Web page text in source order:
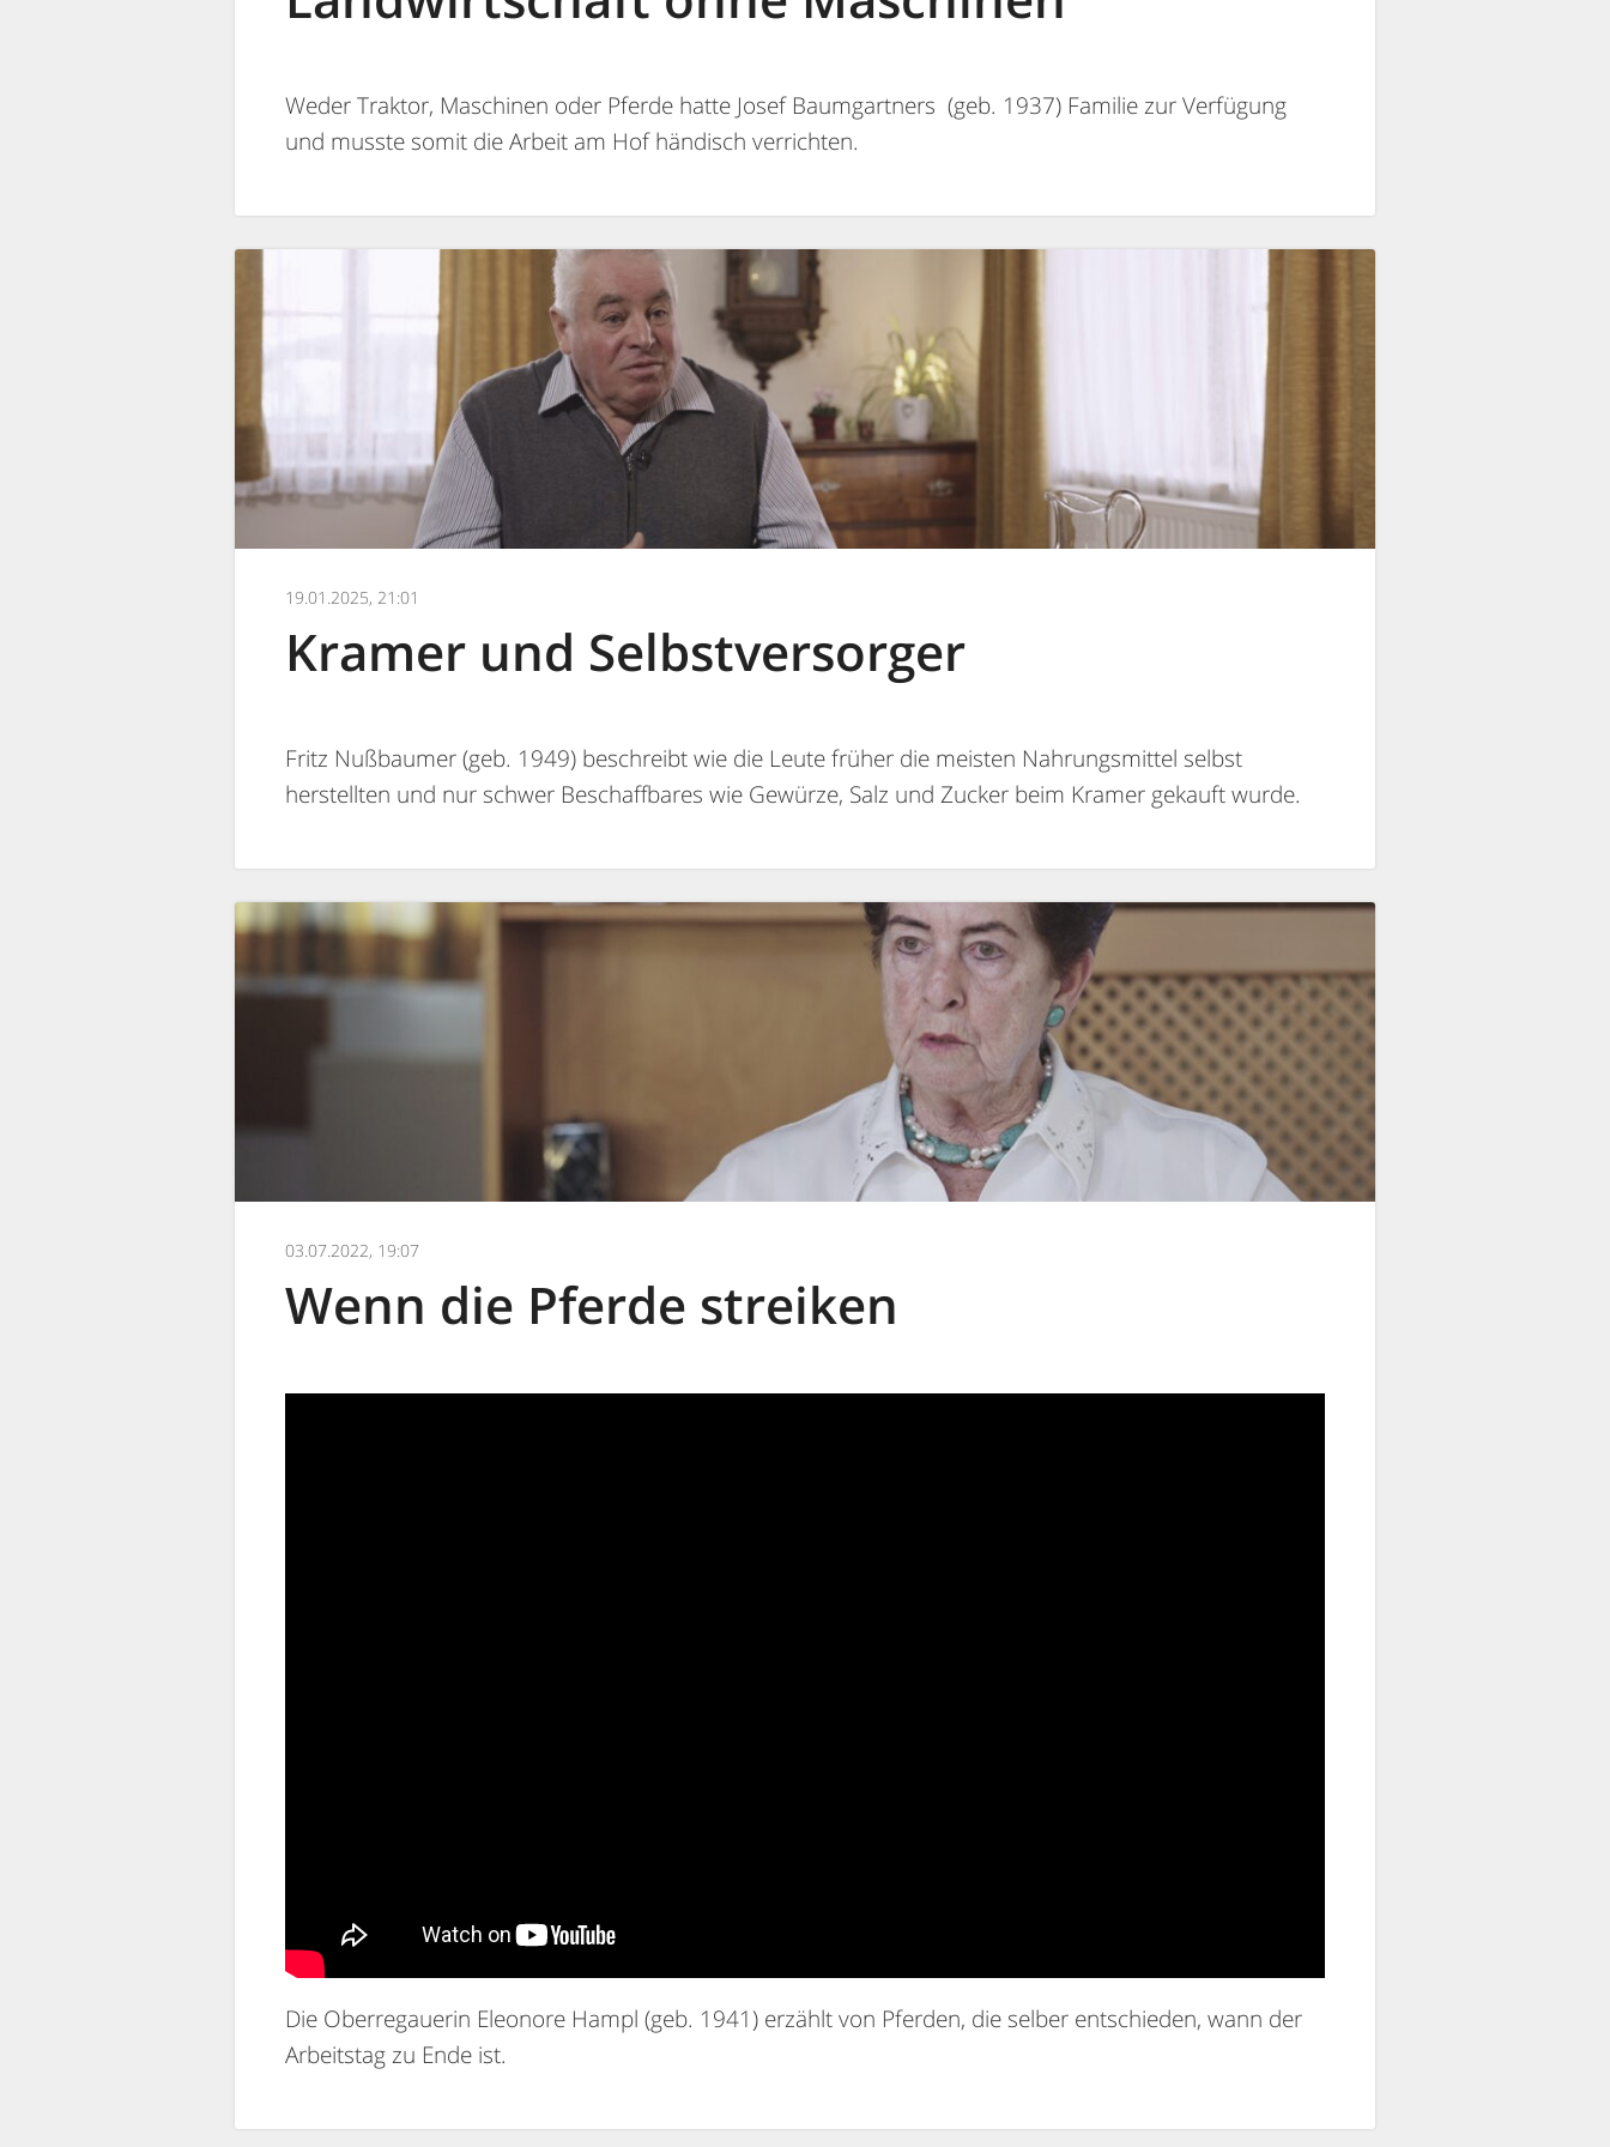
Weder Traktor, Maschinen oder Pferde hatte Josef Baumgartners (geb. 1937) Familie zur Verfügung
und musste somit die Arbeit am Hof händisch verrichten.
19.01.2025, 21:01
Kramer und Selbstversorger
Fritz Nußbaumer (geb. 1949) beschreibt wie die Leute früher die meisten Nahrungsmittel selbst
herstellten und nur schwer Beschaffbares wie Gewürze, Salz und Zucker beim Kramer gekauft wurde.
03.07.2022, 19:07
Wenn die Pferde streiken
Die Oberregauerin Eleonore Hampl (geb. 1941) erzählt von Pferden, die selber entschieden, wann der
Arbeitstag zu Ende ist.